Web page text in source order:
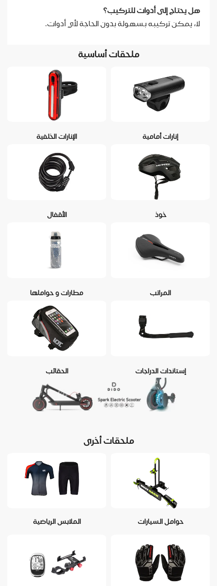
هل يحتاج إلى أدوات للتركيب؟
لا، يمكن تركيبه بسهولة بدون الحاجة لأي أدوات.
ملحقات أساسية
إنارات أمامية الإنارات الخلفية
خوذ الأقفال
المراتب مطارات و حواملها
إستاندات الدراجات الحقائب
ملحقات أخرى
حوامل السيارات الملابس الرياضية